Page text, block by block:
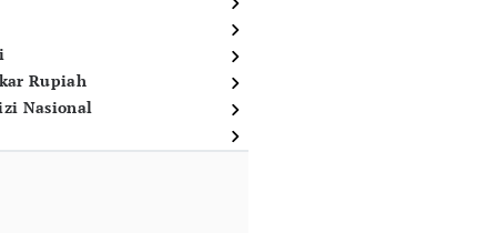
Rupiah
Nasional